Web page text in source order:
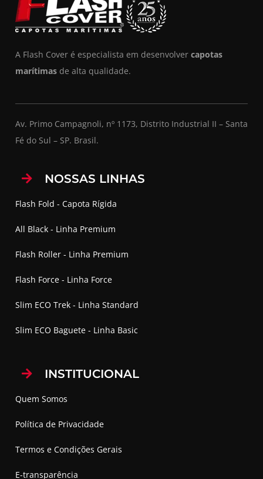
A Flash Cover é especialista em desenvolver capotas
marítimas de alta qualidade.
Av. Primo Campagnoli, nº 1173, Distrito Industrial II – Santa
Fé do Sul – SP. Brasil.
NOSSAS LINHAS
Flash Fold - Capota Rígida
All Black - Linha Premium
Flash Roller - Linha Premium
Flash Force - Linha Force
Slim ECO Trek - Linha Standard
Slim ECO Baguete - Linha Basic
INSTITUCIONAL
Quem Somos
Política de Privacidade
Termos e Condições Gerais
E-transparência